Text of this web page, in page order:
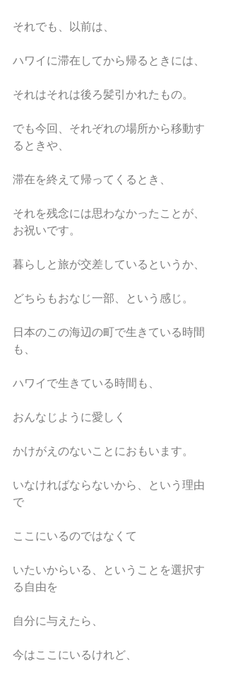
それでも、以前は、
ハワイに滞在してから帰るときには、
それはそれは後ろ髪引かれたもの。
でも今回、それぞれの場所から移動す
るときや、
滞在を終えて帰ってくるとき、
それを残念には思わなかったことが、
お祝いです。
暮らしと旅が交差しているというか、
どちらもおなじ一部、という感じ。
日本のこの海辺の町で生きている時間
も、
ハワイで生きている時間も、
おんなじように愛しく
かけがえのないことにおもいます。
いなければならないから、という理由
で
ここにいるのではなくて
いたいからいる、ということを選択す
る自由を
自分に与えたら、
今はここにいるけれど、